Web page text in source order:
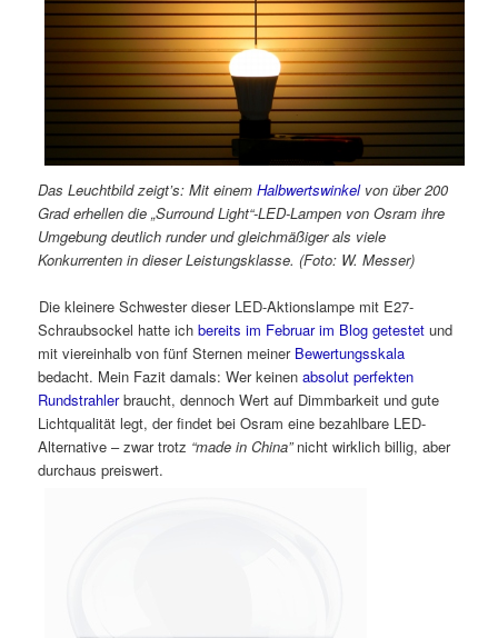
Das Leuchtbild zeigt’s: Mit einemHalbwertswinkelvon über 200
Grad erhellen die „Surround Light“-LED-Lampen von Osram ihre
Umgebung deutlich runder und gleichmäßiger als viele
Konkurrenten in dieser Leistungsklasse. (Foto: W. Messer)
Die kleinere Schwester dieser LED-Aktionslampe mit E27-
Schraubsockel hatte ichbereits im Februar im Blog getestet und
mit viereinhalb von fünf Sternen meiner Bewertungsskala
bedacht. Mein Fazit damals: Wer keinenabsolut perfekten
Rundstrahlerbraucht, dennoch Wert auf Dimmbarkeit und gute
Lichtqualität legt, der findet bei Osram eine bezahlbare LED-
Alternative – zwar trotz “made in China”nicht wirklich billig, aber
durchaus preiswert.